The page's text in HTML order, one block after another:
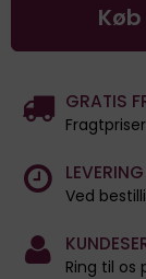
Køb
GRATIS
Ved
Ring til os